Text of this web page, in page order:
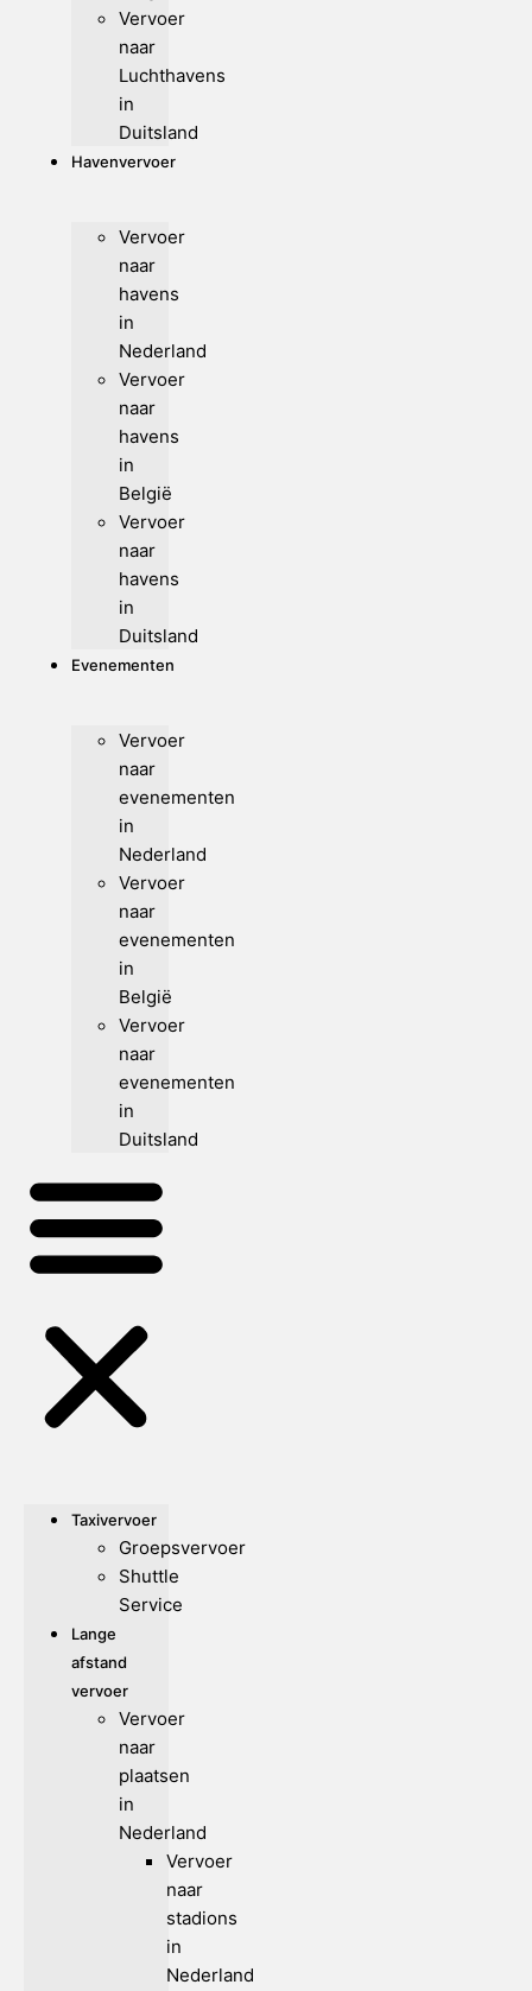
Vervoer
naar
Luchthavens
in
Duitsland
Havenvervoer
Vervoer
naar
havens
in
Nederland
Vervoer
naar
havens
in
België
Vervoer
naar
havens
in
Duitsland
Evenementen
Vervoer
naar
evenementen
in
Nederland
Vervoer
naar
evenementen
in
België
Vervoer
naar
evenementen
in
Duitsland
Taxivervoer
Groepsvervoer
Shuttle
Service
Lange
afstand
vervoer
Vervoer
naar
plaatsen
in
Nederland
Vervoer
naar
stadions
in
Nederland